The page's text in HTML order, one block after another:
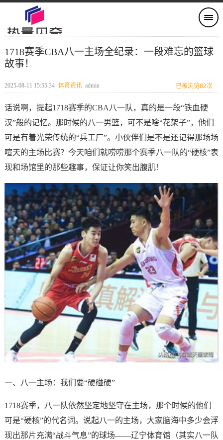
1718赛季CBA八一主场全纪录：一段难忘的篮球
故事！
2025-08-11 15:55:34 体育资讯 admin 已被浏览82次
话说啊，提起1718赛季的CBA八一队，真的是一段“铁血硬
汉”般的记忆。那时候的八一男篮，可不是啥“花架子”，他们
可是有着光荣传统的“兵工厂”。小伙伴们是不是还记得那场场
喧天的主场比赛？今天咱们就唠唠那个赛季八一队的“硬核”表
现和场馆里的那些趣事，保证让你笑出腹肌！
一、八一主场：我们要“硬碰硬”
1718赛季，八一队依然坚定地坚守在主场，那个时候的他们
可是“硬核”的代名词。说起八一的主场，大家脑海中多少会浮
现出那片充满“战斗气息”的球场——辽宁体育馆（其实八一队